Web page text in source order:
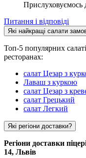
Прислуховуємось
Питання і відповіді
Які найкращі салати
Топ-5 популярних
ресторанах:
салат Цезар з
Лаваш з куркою
салат Цезар з
салат Грецький
салат Легкий
Які регіони доставки?
Регіони доставки
14, Львів